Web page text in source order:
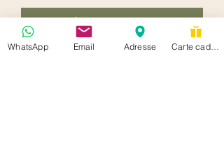
Ajouter au panier
WhatsApp Email Adresse Carte cadeau